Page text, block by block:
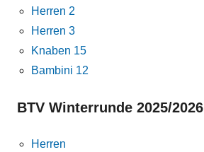
Herren 2
Herren 3
Knaben 15
Bambini 12
BTV Winterrunde 2025/2026
Herren